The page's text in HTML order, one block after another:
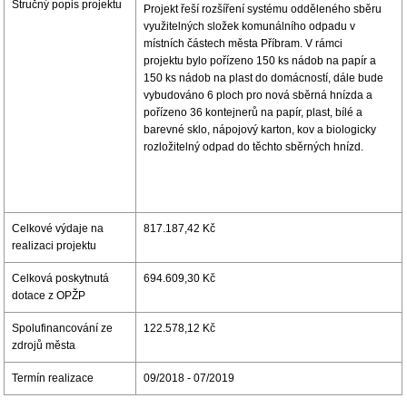
Stručný popis projektu
Projekt řeší rozšíření systému odděleného sběru
využitelných složek komunálního odpadu v
místních částech města Příbram. V rámci
projektu bylo pořízeno 150 ks nádob na papír a
150 ks nádob na plast do domácností, dále bude
vybudováno 6 ploch pro nová sběrná hnízda a
pořízeno 36 kontejnerů na papír, plast, bílé a
barevné sklo, nápojový karton, kov a biologicky
rozložitelný odpad do těchto sběrných hnízd.
Celkové výdaje na
realizaci projektu
817.187,42 Kč
Celková poskytnutá
dotace z OPŽP
694.609,30 Kč
Spolufinancování ze
zdrojů města
122.578,12 Kč
Termín realizace 09/2018 - 07/2019